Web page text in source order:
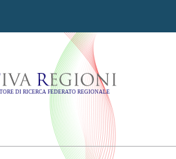
Regioni -